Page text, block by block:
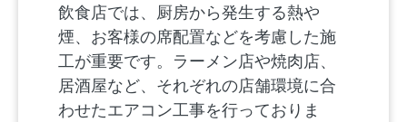
飲食店では、厨房から発生する熱や
煙、お客様の席配置などを考慮した施
工が重要です。ラーメン店や焼肉店、
居酒屋など、それぞれの店舗環境に合
わせたエアコン工事を行っておりま